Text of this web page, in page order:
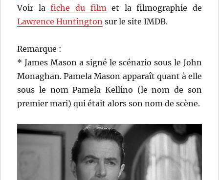
Voir lafiche du filmet la filmographie de
Lawrence Huntington sur le site IMDB.
Remarque :
* James Mason a signé le scénario sous le John
Monaghan. Pamela Mason apparaît quant à elle
sous le nom Pamela Kellino (le nom de son
premier mari) qui était alors son nom de scène.